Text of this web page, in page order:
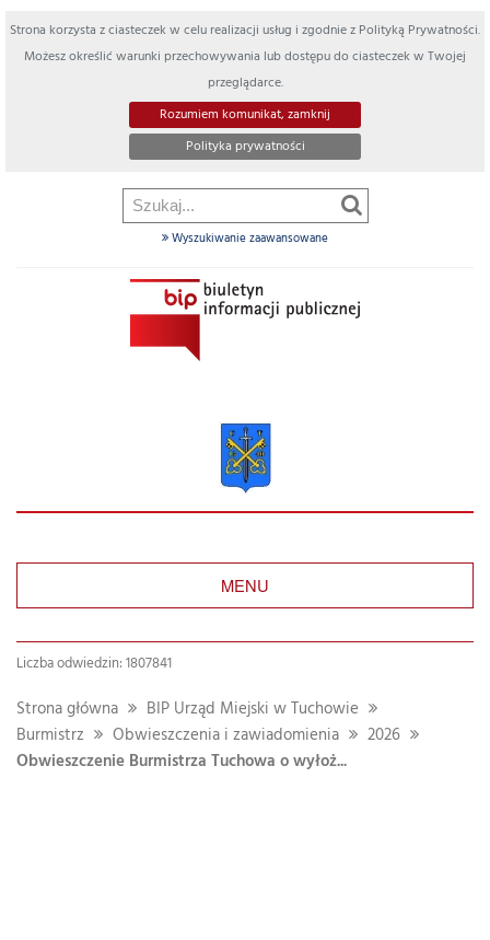
Strona korzysta z ciasteczek w celu realizacji usług i zgodnie z Polityką Prywatności.
Możesz określić warunki przechowywania lub dostępu do ciasteczek w Twojej
przeglądarce.
Rozumiem komunikat, zamknij
Polityka prywatności
Wyszukiwanie zaawansowane
MENU
Liczba odwiedzin: 1807841
Strona główna
BIP Urząd Miejski w Tuchowie
Burmistrz
Obwieszczenia i zawiadomienia
2026
Obwieszczenie Burmistrza Tuchowa o wyłoż...